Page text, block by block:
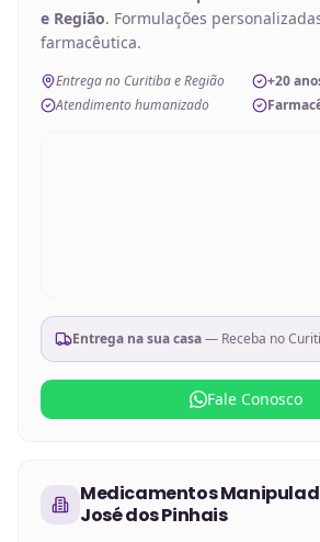
e Região. Formulações
farmacêutica.
Entrega no Curitiba e Região
+20
Atendimento humanizado
Entrega na sua casa— Receba no
Fale Conosco
Medicamentos
José dos Pinhais